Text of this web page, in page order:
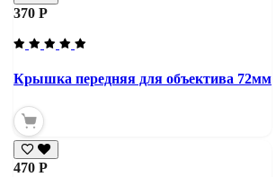
370 Р
Крышка передняя для объектива 72мм
470 Р